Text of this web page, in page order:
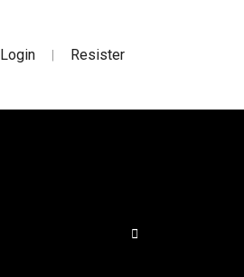
Login | Resister